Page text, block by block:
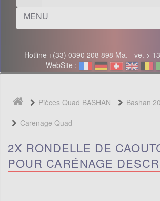
MENU
Hotline +(33) 0390 208 898 Ma. - ve. >
WebSite :
Pièces Quad BASHAN
Bashan
Carenage Quad
2X RONDELLE DE
POUR CARÉNAGE